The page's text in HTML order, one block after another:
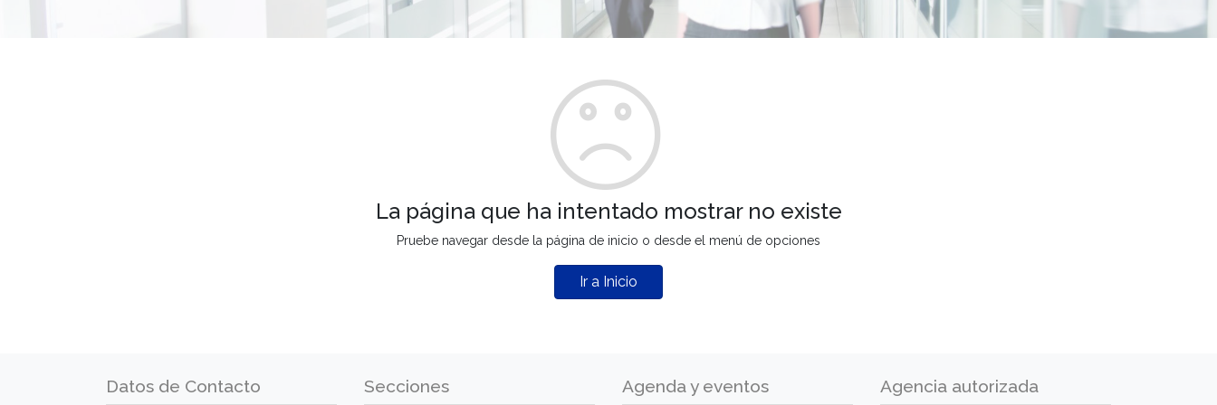
La página que ha intentado mostrar no existe
Pruebe navegar desde la página de inicio o desde el menú de opciones
Ir a Inicio
Datos de Contacto Secciones Agenda y eventos Agencia autorizada